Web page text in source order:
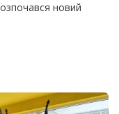
новий